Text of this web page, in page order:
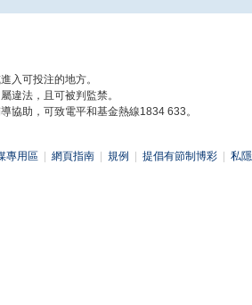
入可投注的地方。
違法，且可被判監禁。
協助，可致電平和基金熱線1834 633。
專用區 網頁指南 規例 提倡有節制博彩 私